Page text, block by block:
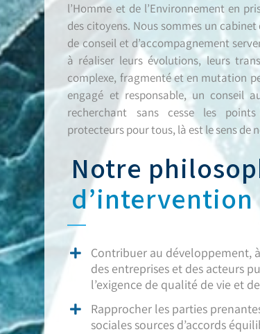
l’Homme et de l’Environnement en
des citoyens. Nous sommes un
de conseil et d’accompagnement
à réaliser leurs évolutions, leurs
complexe, fragmenté et en mutation
engagé et responsable, un conseil
recherchant sans cesse les
protecteurs pour tous, là est le sens de
Notre
d’intervention
Contribuer au développement,
des entreprises et des acteurs
l’exigence de qualité de vie et
Rapprocher les parties
sociales sources d’accords